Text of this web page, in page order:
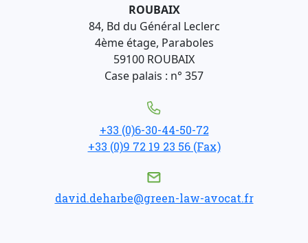
ROUBAIX
84, Bd du Général Leclerc
4ème étage, Paraboles
59100 ROUBAIX
Case palais : n° 357
+33 (0)6-30-44-50-72
+33 (0)9 72 19 23 56 (Fax)
david.deharbe@green-law-avocat.fr